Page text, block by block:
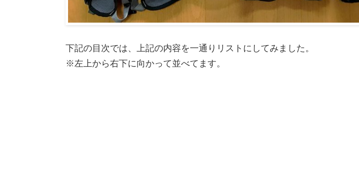
下記の目次では、上記の内容を一通りリストにしてみました。
※左上から右下に向かって並べてます。